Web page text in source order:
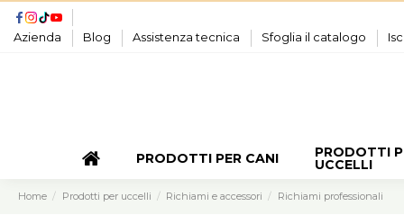
Azienda Blog Assistenza tecnica Sfoglia il catalogo
PRODOTTI PER CANI PRODOTTI
UCCELLI
Home Prodotti per uccelli Richiami e accessori Richiami professionali